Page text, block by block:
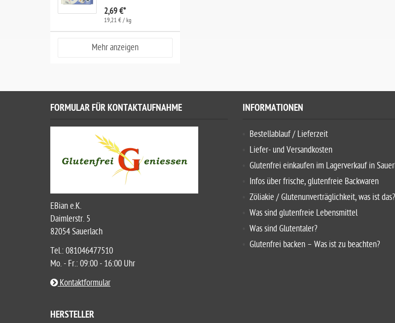
2,69 €*
19,21 € / kg
Mehr anzeigen
FORMULAR FÜR KONTAKTAUFNAHME
EBian e.K.
Daimlerstr. 5
82054 Sauerlach
Tel.: 081046477510
Mo. - Fr.: 09:00 - 16:00 Uhr
Kontaktformular
INFORMATIONEN
Bestellablauf / Lieferzeit
Liefer- und Versandkosten
Glutenfrei einkaufen im Lagerverkauf in
Infos über frische, glutenfreie Backwaren
Zöliakie / Glutenunverträglichkeit, was ist das?
Was sind glutenfreie Lebensmittel
Was sind Glutentaler?
Glutenfrei backen – Was ist zu beachten?
HERSTELLER